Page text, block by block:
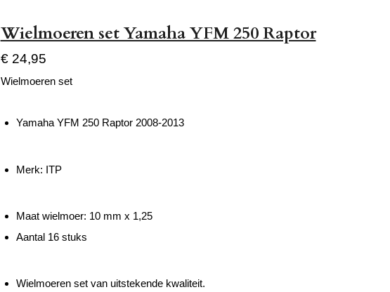
Wielmoeren set Yamaha YFM 250 Raptor
€ 24,95
Wielmoeren set
Yamaha YFM 250 Raptor 2008-2013
Merk: ITP
Maat wielmoer: 10 mm x 1,25
Aantal 16 stuks
Wielmoeren set van uitstekende kwaliteit.